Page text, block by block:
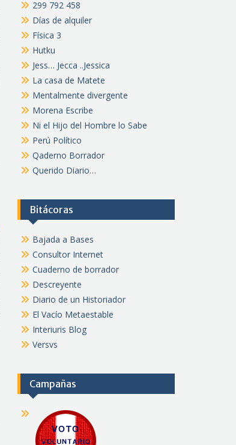
299 792 458
Días de alquiler
Física 3
Hutku
Jess… Jecca ..Jessica
La casa de Matete
Mentalmente divergente
Morena Escribe
Ni el Hijo del Hombre lo Sabe
Perú Político
Qaderno Borrador
Querido Diario…
Bitácoras
Bajada a Bases
Consultor Internet
Cuaderno de borrador
Descreyente
Diario de un Historiador
El Vacío Metaestable
Interiuris Blog
Versvs
Campañas